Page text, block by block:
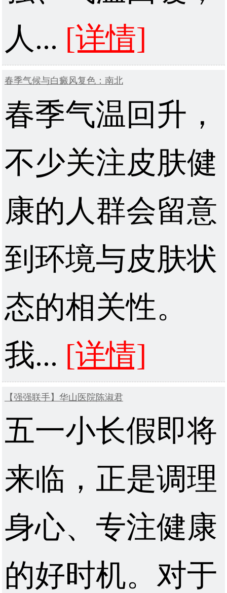
人... [详情]
春季气候与白癜风复色：南北
春季气温回升，
不少关注皮肤健
康的人群会留意
到环境与皮肤状
态的相关性。
我... [详情]
【强强联手】华山医院陈淑君
五一小长假即将
来临，正是调理
身心、专注健康
的好时机。对于